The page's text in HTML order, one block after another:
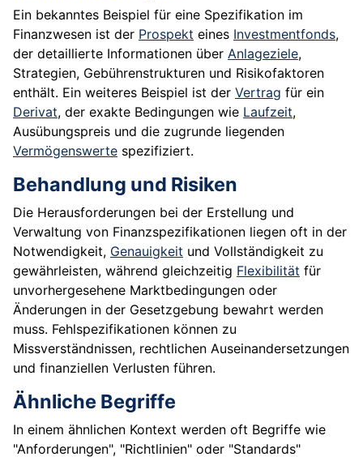
Ein bekanntes Beispiel für eine Spezifikation im
Finanzwesen ist der Prospekt eines Investmentfonds,
der detaillierte Informationen über Anlageziele,
Strategien, Gebührenstrukturen und Risikofaktoren
enthält. Ein weiteres Beispiel ist der Vertrag für ein
Derivat, der exakte Bedingungen wie Laufzeit,
Ausübungspreis und die zugrunde liegenden
Vermögenswerte spezifiziert.
Behandlung und Risiken
Die Herausforderungen bei der Erstellung und
Verwaltung von Finanzspezifikationen liegen oft in der
Notwendigkeit, Genauigkeit und Vollständigkeit zu
gewährleisten, während gleichzeitig Flexibilität für
unvorhergesehene Marktbedingungen oder
Änderungen in der Gesetzgebung bewahrt werden
muss. Fehlspezifikationen können zu
Missverständnissen, rechtlichen Auseinandersetzungen
und finanziellen Verlusten führen.
Ähnliche Begriffe
In einem ähnlichen Kontext werden oft Begriffe wie
"Anforderungen", "Richtlinien" oder "Standards"